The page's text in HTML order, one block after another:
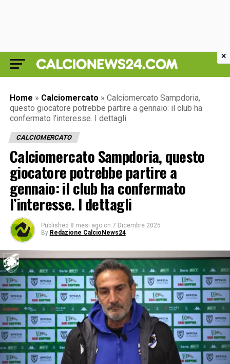
Home » Calciomercato » Calciomercato Sampdoria,
questo giocatore potrebbe partire a gennaio: il club ha
confermato l’interesse. I dettagli
CALCIOMERCATO
Calciomercato Sampdoria, questo
giocatore potrebbe partire a
gennaio: il club ha confermato
l’interesse. I dettagli
Published 8 mesi ago on 7 Dicembre 2025
By Redazione CalcioNews24
×